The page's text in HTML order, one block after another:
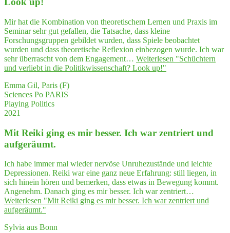
Mir hat die Kombination von theoretischem Lernen und Praxis im
Seminar sehr gut gefallen, die Tatsache, dass kleine
Forschungsgruppen gebildet wurden, dass Spiele beobachtet
wurden und dass theoretische Reflexion einbezogen wurde. Ich war
sehr überrascht von dem Engagement… Weiterlesen "Schüch­tern
und ver­liebt in die Poli­tik­wis­sen­schaft? Look up!"
Emma Gil, Paris (F)
Sciences Po PARIS
Playing Politics
2021
Mit Rei­ki ging es mir bes­ser. Ich war zen­triert und
aufgeräumt.
Ich habe immer mal wieder nervöse Unruhezustände und leichte
Depressionen. Reiki war eine ganz neue Erfahrung: still liegen, in
sich hinein hören und bemerken, dass etwas in Bewegung kommt.
Angenehm. Danach ging es mir besser. Ich war zentriert…
Weiterlesen "Mit Rei­ki ging es mir bes­ser. Ich war zen­triert und
aufgeräumt."
Sylvia aus Bonn